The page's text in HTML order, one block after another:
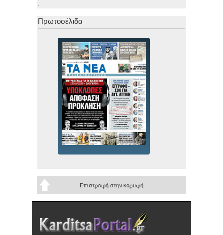
.
Πρωτοσέλιδα
Επιστροφή στην κορυφή